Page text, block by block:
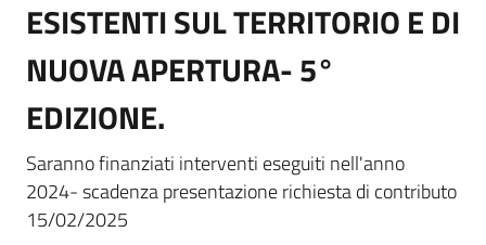
ESISTENTI SUL TERRITORIO E DI
NUOVA APERTURA- 5°
EDIZIONE.
Saranno finanziati interventi eseguiti nell'anno
2024- scadenza presentazione richiesta di contributo
15/02/2025